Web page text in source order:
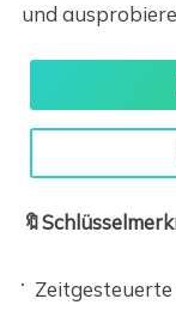
und
Zeitgesteuerte